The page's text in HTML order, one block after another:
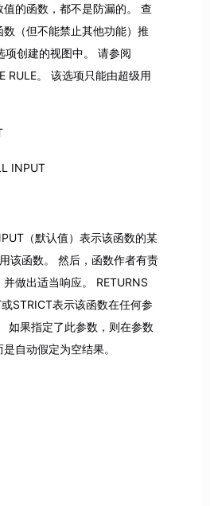
的函数，都不是防漏的。 查
（但不能禁止其他功能）推
项创建的视图中。 请参阅
RULE。 该选项只能由超级用
INPUT
（默认值）表示该函数的某
该函数。 然后，函数作者有责
做出适当响应。 RETURNS
STRICT表示该函数在任何参
如果指定了此参数，则在参数
自动假定为空结果。